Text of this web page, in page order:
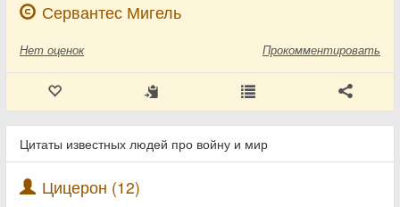
Сервантес Мигель
Нет оценок Прокомментировать
Цитаты известных людей про войну и мир
Цицерон (12)